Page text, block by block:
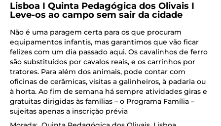
Lisboa I Quinta Pedagógica dos Olivais I
Leve-os ao campo sem sair da cidade
Não é uma paragem certa para os que procuram
equipamentos infantis, mas garantimos que vão ficar
felizes com um dia passado aqui. Os cavalinhos de ferro
são substituídos por cavalos reais, e os carrinhos por
tratores. Para além dos animais, pode contar com
oficinas de cerâmicas, visitas a galinheiros, à padaria ou
à horta. Ao fim de semana há sempre atividades giras e
gratuitas dirigidas às famílias – o Programa Família –
sujeitas apenas a inscrição prévia